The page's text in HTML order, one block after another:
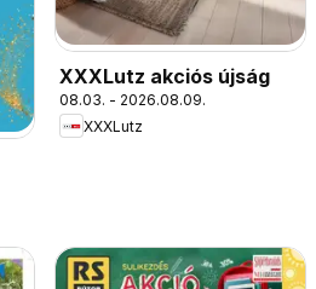
XXXLutz akciós újság
08.03. - 2026.08.09.
XXXLutz